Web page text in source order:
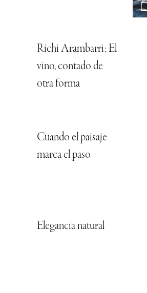
Richi Arambarri: El
vino, contado de
otra forma
Cuando el paisaje
marca el paso
Elegancia natural